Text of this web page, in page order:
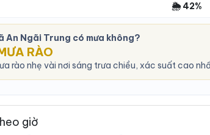
🌦️ 42%
An Ngãi Trung có mưa không?
RÀO
rào nhẹ vài nơi sáng trưa chiều, xác suất cao
giờ